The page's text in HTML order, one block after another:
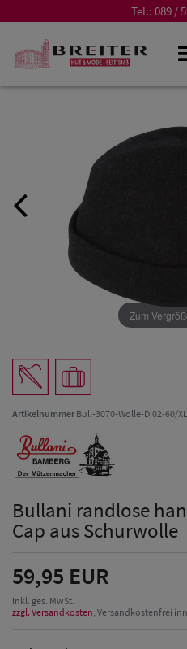
Tel.: 089 /
Zum
ArtikelnummerBull-3070-Wolle-D.02-60/XL
Bullani randlose
Cap aus Schurwolle
59,95 EUR
inkl. ges. MwSt.
zzgl. Versandkosten , Versandkostenfrei